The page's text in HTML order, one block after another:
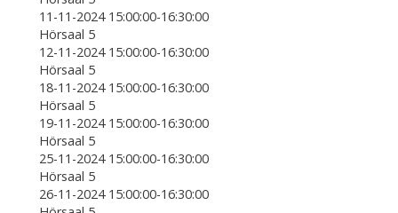
11-11-2024 15:00:00-16:30:00
Hörsaal 5
12-11-2024 15:00:00-16:30:00
Hörsaal 5
18-11-2024 15:00:00-16:30:00
Hörsaal 5
19-11-2024 15:00:00-16:30:00
Hörsaal 5
25-11-2024 15:00:00-16:30:00
Hörsaal 5
26-11-2024 15:00:00-16:30:00